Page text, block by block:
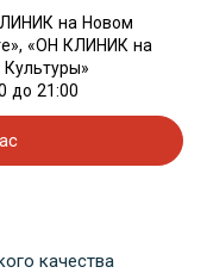
на Новом
«ОН КЛИНИК на
Культуры»
до 21:00
качества